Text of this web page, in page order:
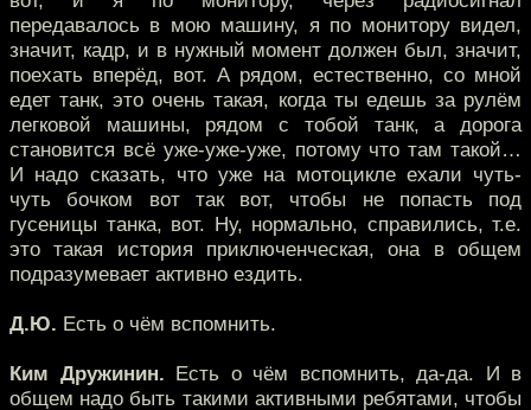
передавалось в мою машину, я по монитору видел,
значит, кадр, и в нужный момент должен был, значит,
поехать вперёд, вот. А рядом, естественно, со мной
едет танк, это очень такая, когда ты едешь за рулём
легковой машины, рядом с тобой танк, а дорога
становится всё уже-уже-уже, потому что там такой…
И надо сказать, что уже на мотоцикле ехали чуть-
чуть бочком вот так вот, чтобы не попасть под
гусеницы танка, вот. Ну, нормально, справились, т.е.
это такая история приключенческая, она в общем
подразумевает активно ездить.
Д.Ю. Есть о чём вспомнить.
Ким Дружинин. Есть о чём вспомнить, да-да. И в
общем надо быть такими активными ребятами, чтобы